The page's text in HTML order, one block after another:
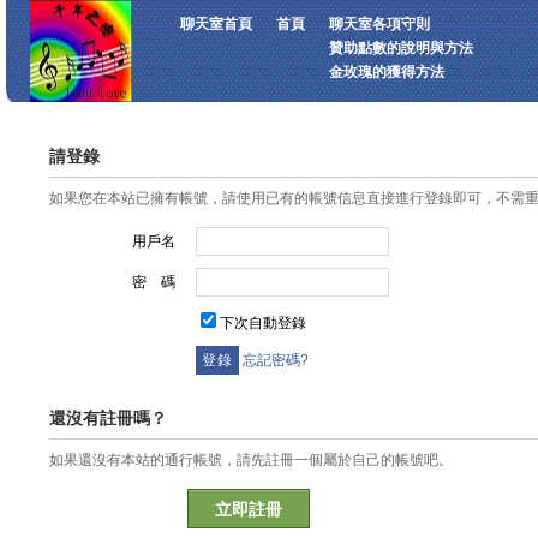
聊天室首頁 首頁
聊天室各項守則
贊助點數的說明與方法
金玫瑰的獲得方法
請登錄
如果您在本站已擁有帳號，請使用已有的帳號信息直接進行登錄即可，不需
用戶名
密 碼
下次自動登錄
忘記密碼?
還沒有註冊嗎？
如果還沒有本站的通行帳號，請先註冊一個屬於自己的帳號吧。
立即註冊